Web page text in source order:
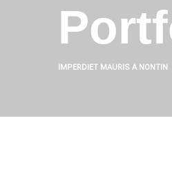
IMPERDIET MAURIS A NONTIN